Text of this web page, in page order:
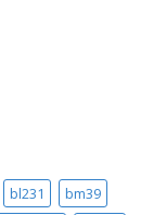
bl231
bm39